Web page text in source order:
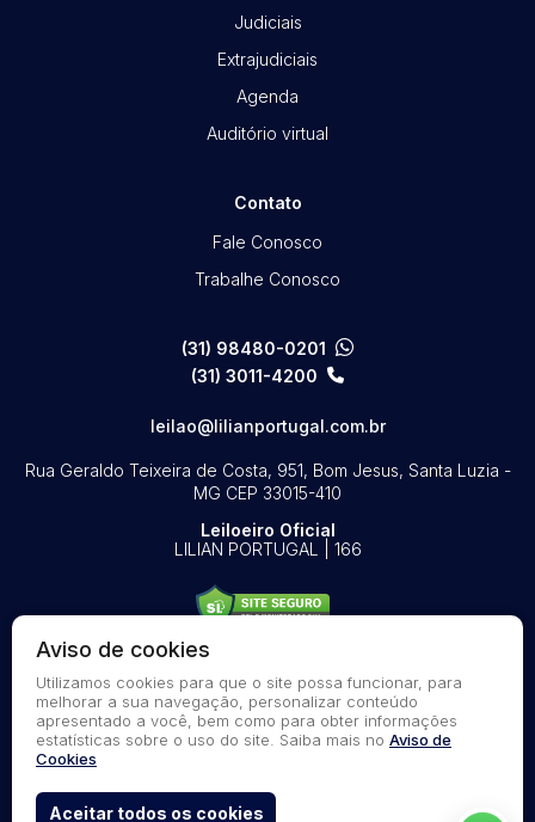
Judiciais
Extrajudiciais
Agenda
Auditório virtual
Contato
Fale Conosco
Trabalhe Conosco
(31) 98480-0201
(31) 3011-4200
leilao@lilianportugal.com.br
Rua Geraldo Teixeira de Costa, 951, Bom Jesus, Santa Luzia -
MG CEP 33015-410
Leiloeiro Oficial
LILIAN PORTUGAL | 166
© 2026-present - Todos os direitos reservados
Política de Privacidade
Termos de Uso
Aviso de cookies
Utilizamos cookies para que o site possa funcionar, para
melhorar a sua navegação, personalizar conteúdo
apresentado a você, bem como para obter informações
estatísticas sobre o uso do site. Saiba mais no Aviso de
Cookies
Aceitar todos os cookies